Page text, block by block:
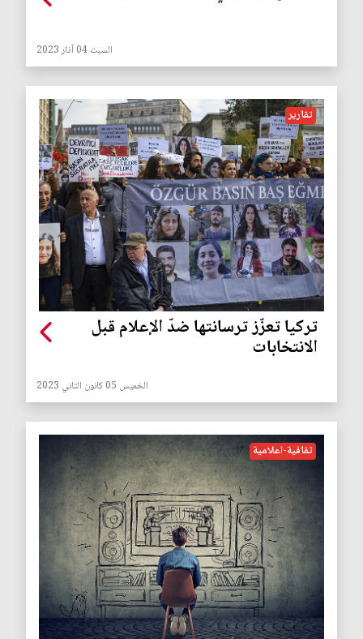
السبت 04 آذار 2023
تقارير
تركيا تعزّز ترسانتها ضدّ الإعلام قبل
الانتخابات
الخميس 05 كانون الثاني 2023
ثقافية-اعلامية